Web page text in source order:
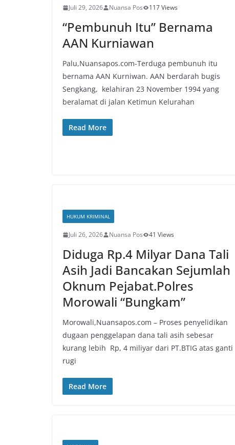
Juli 29, 2026 Nuansa Pos 117 Views
“Pembunuh Itu” Bernama
AAN Kurniawan
Palu,Nuansapos.com-Terduga pembunuh itu
bernama AAN Kurniwan. AAN berdarah bugis
Sengkang, kelahiran 23 November 1994 yang
beralamat di jalan Ketimun Kelurahan
Read More
HUKUM KRIMINAL
Juli 26, 2026 Nuansa Pos 41 Views
Diduga Rp.4 Milyar Dana Tali
Asih Jadi Bancakan Sejumlah
Oknum Pejabat.Polres
Morowali “Bungkam”
Morowali,Nuansapos.com – Proses penyelidikan
dugaan penggelapan dana tali asih sebesar
kurang lebih Rp, 4 miliyar dari PT.BTIG atas ganti
rugi
Read More